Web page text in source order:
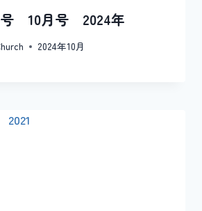
号 10月号 2024年
2024年10月